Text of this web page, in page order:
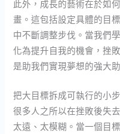
此外，成長的藝術在於如
畫。這包括設定具體的目
中不斷調整步伐。當我們
化為提升自我的機會，挫
是助我們實現夢想的強大
把大目標拆成可執行的小
很多人之所以在挫敗後失
太遠、太模糊。當一個目